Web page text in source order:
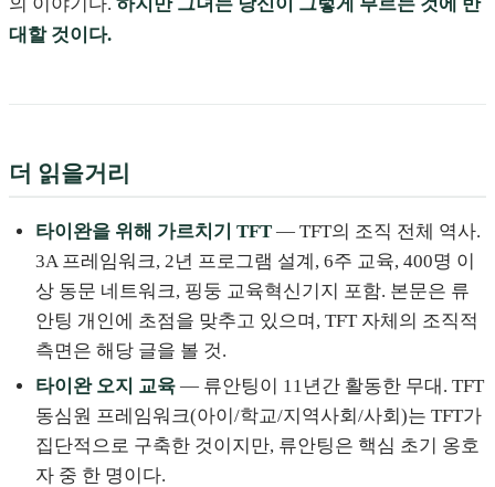
대할 것이다.
더 읽을거리
타이완을 위해 가르치기 TFT — TFT의 조직 전체 역사.
3A 프레임워크, 2년 프로그램 설계, 6주 교육, 400명 이
상 동문 네트워크, 핑둥 교육혁신기지 포함. 본문은 류
안팅 개인에 초점을 맞추고 있으며, TFT 자체의 조직적
측면은 해당 글을 볼 것.
타이완 오지 교육 — 류안팅이 11년간 활동한 무대. TFT
동심원 프레임워크(아이/학교/지역사회/사회)는 TFT가
집단적으로 구축한 것이지만, 류안팅은 핵심 초기 옹호
자 중 한 명이다.